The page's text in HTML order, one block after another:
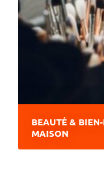
BEAUTÉ &
MAISON